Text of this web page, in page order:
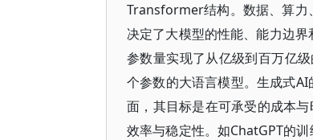
Transformer结构。数据、算力
决定了大模型的性能、能力边
参数量实现了从亿级到百万亿
个参数的大语言模型。生成式
面，其目标是在可承受的成本
效率与稳定性。如ChatGPT的